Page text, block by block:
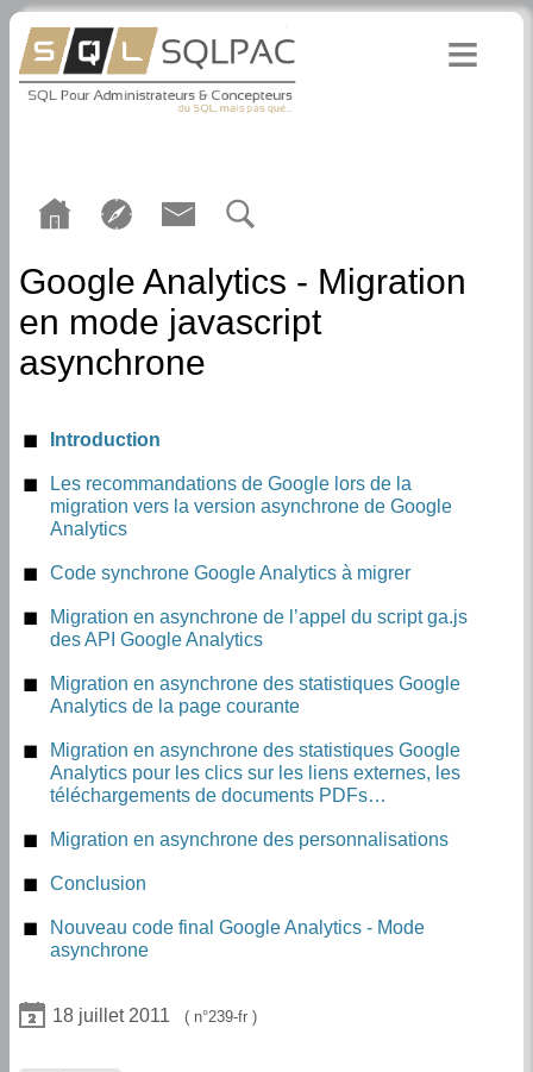
Google Analytics - Migration
en mode javascript
asynchrone
Introduction
Les recommandations de Google lors de la
migration vers la version asynchrone de Google
Analytics
Code synchrone Google Analytics à migrer
Statistiques pour la page courante
téléchargements, etc.
Migration en asynchrone de l’appel du script ga.js
des API Google Analytics
Ancien code synchrone de l’appel du script ga.js des
API Google Analytics
Nouveau code asynchrone de l’appel des API Google
Analytics ga.js
Migration en asynchrone des statistiques Google
Analytics de la page courante
Migration en asynchrone des statistiques Google
Analytics pour les clics sur les liens externes, les
téléchargements de documents PDFs…
Migration en asynchrone des personnalisations
Conclusion
Nouveau code final Google Analytics - Mode
asynchrone
18 juillet 2011 239-fr